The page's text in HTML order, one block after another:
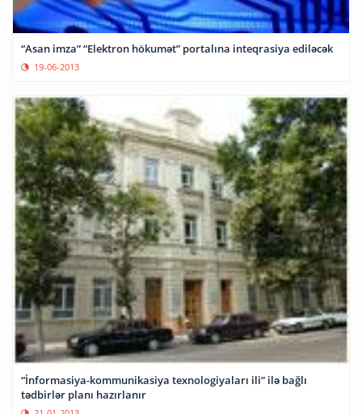
“Asan imza” “Elektron hökumət” portalına inteqrasiya ediləcək
19-06-2013
“İnformasiya-kommunikasiya texnologiyaları ili” ilə bağlı
tədbirlər planı hazırlanır